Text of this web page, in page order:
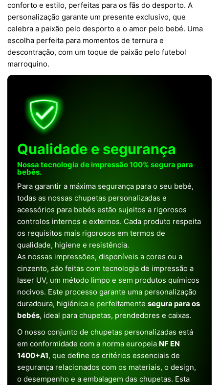
conforto e estilo, perfeitas para os fãs do desporto. A
personalização garante um presente exclusivo, que
celebra a paixão pelo desporto e o amor pelo bebé. Uma
escolha perfeita para momentos de ternura e
descontração, com um toque de paixão pelo futebol
marroquino.
Qualidade e segurança
Nossa tecnologia de impressão 100% segura para
bebês.
Para garantir a máxima segurança para o seu bebé,
todas as nossas chupetas personalizadas e
acessórios para bebés estão sujeitos a rigorosos
controlos internos e externos. Cada produto respeita
os requisitos mais rigorosos em termos de
qualidade, higiene e resistência.
As nossas impressões, disponíveis a cores ou a
cinzento, são feitas com tecnologia de impressão a
laser UV, um método limpo e sem produtos químicos
nocivos. Este processo garante uma personalização
duradoura, higiénica e perfeitamente segura para os
bebés, ideal para chupetas, prendedores e caixas.
O nosso conjunto de chupetas personalizadas está
em conformidade com a norma europeia NF EN
1400+A1, que define os critérios essenciais de
segurança relacionados com os materiais, o design,
o desempenho e a embalagem das chupetas. Esta